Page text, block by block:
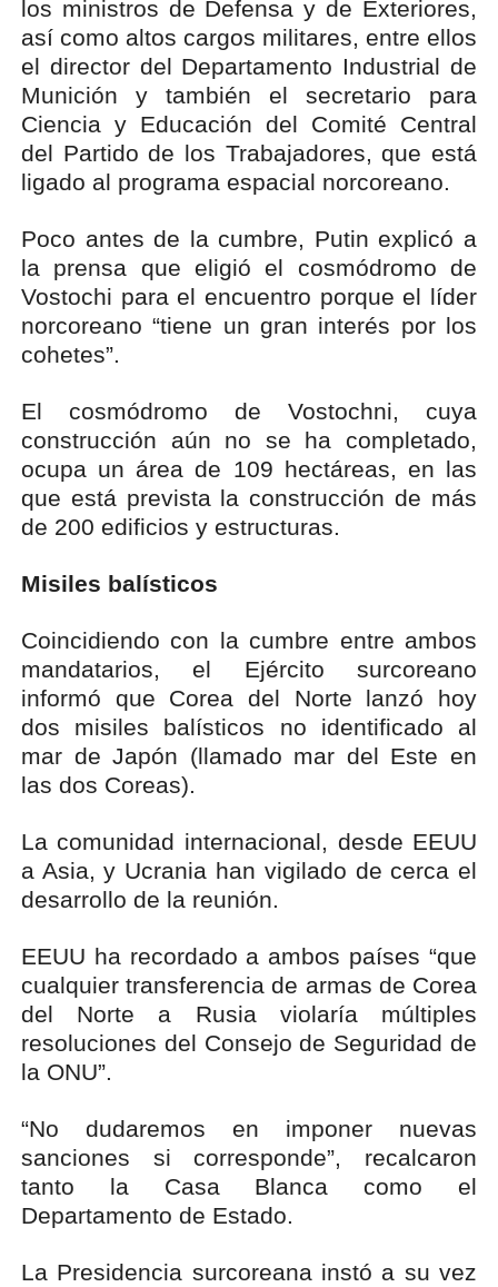
los ministros de Defensa y de Exteriores,
así como altos cargos militares, entre ellos
el director del Departamento Industrial de
Munición y también el secretario para
Ciencia y Educación del Comité Central
del Partido de los Trabajadores, que está
ligado al programa espacial norcoreano.
Poco antes de la cumbre, Putin explicó a
la prensa que eligió el cosmódromo de
Vostochi para el encuentro porque el líder
norcoreano “tiene un gran interés por los
cohetes”.
El cosmódromo de Vostochni, cuya
construcción aún no se ha completado,
ocupa un área de 109 hectáreas, en las
que está prevista la construcción de más
de 200 edificios y estructuras.
Misiles balísticos
Coincidiendo con la cumbre entre ambos
mandatarios, el Ejército surcoreano
informó que Corea del Norte lanzó hoy
dos misiles balísticos no identificado al
mar de Japón (llamado mar del Este en
las dos Coreas).
La comunidad internacional, desde EEUU
a Asia, y Ucrania han vigilado de cerca el
desarrollo de la reunión.
EEUU ha recordado a ambos países “que
cualquier transferencia de armas de Corea
del Norte a Rusia violaría múltiples
resoluciones del Consejo de Seguridad de
la ONU”.
“No dudaremos en imponer nuevas
sanciones si corresponde”, recalcaron
tanto la Casa Blanca como el
Departamento de Estado.
La Presidencia surcoreana instó a su vez